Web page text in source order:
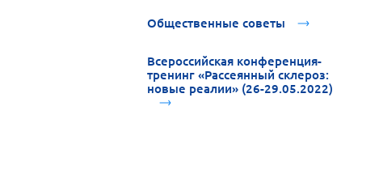
Общественные советы
Всероссийская конференция-
тренинг «Рассеянный склероз:
новые реалии» (26-29.05.2022)